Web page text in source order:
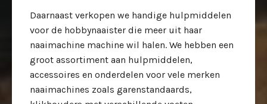
Daarnaast verkopen we handige hulpmiddelen
voor de hobbynaaister die meer uit haar
naaimachine machine wil halen. We hebben een
groot assortiment aan hulpmiddelen,
accessoires en onderdelen voor vele merken
naaimachines zoals garenstandaards,